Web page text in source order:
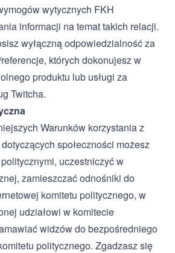
wytycznych FKH
informacji na temat takich relacji.
wyłączną odpowiedzialność za
których dokonujesz w
produktu lub usługi za
Twitcha.
Warunków korzystania z
społeczności możesz
uczestniczyć w
zamieszczać odnośniki do
komitetu politycznego, w
udziałowi w komitecie
widzów do bezpośredniego
politycznego. Zgadzasz się